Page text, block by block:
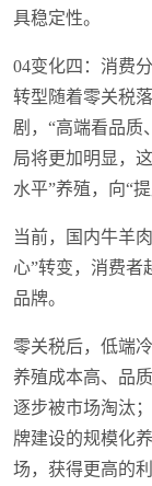
具稳定性。
04变化四：消费
转型随着零关税
剧，“高端看品质
局将更加明显，
水平”养殖，向“
当前，国内牛羊
心”转变，消费者
品牌。
零关税后，低端
养殖成本高、品
逐步被市场淘汰
牌建设的规模化
场，获得更高的利